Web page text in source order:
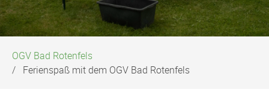
OGV Bad Rotenfels
Ferienspaß mit dem OGV Bad Rotenfels